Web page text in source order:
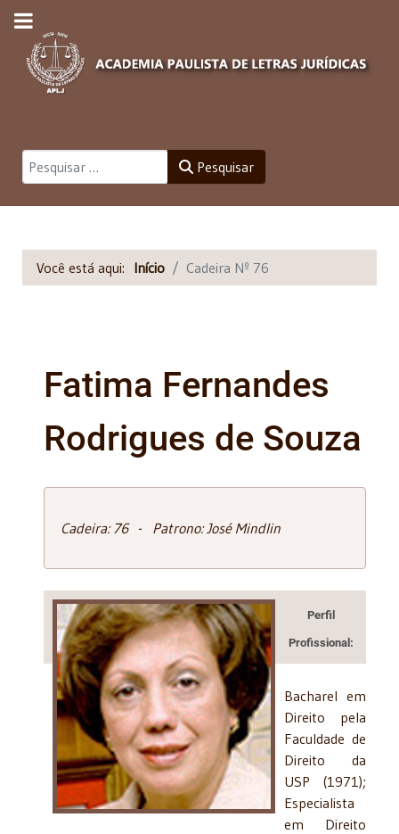
Pesquisar Pesquisar
Você está aqui: Início Cadeira Nº 76
Fatima Fernandes
Rodrigues de Souza
Cadeira: 76 - Patrono: José Mindlin
Perfil
Profissional:
Bacharel em
Direito pela
Faculdade de
Direito da
USP (1971);
Especialista
em Direito